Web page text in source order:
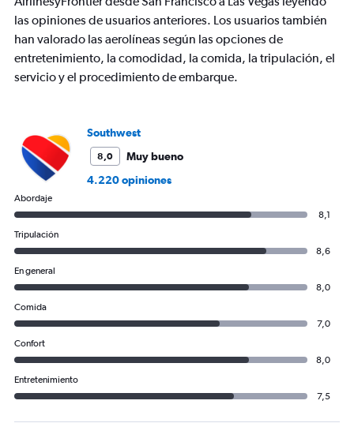
las opiniones de usuarios anteriores. Los usuarios también
han valorado las aerolíneas según las opciones de
entretenimiento, la comodidad, la comida, la tripulación, el
servicio y el procedimiento de embarque.
Southwest
8,0
Muy bueno
4.220 opiniones
Abordaje
8,1
Tripulación
8,6
En general
8,0
Comida
7,0
Confort
8,0
Entretenimiento
7,5